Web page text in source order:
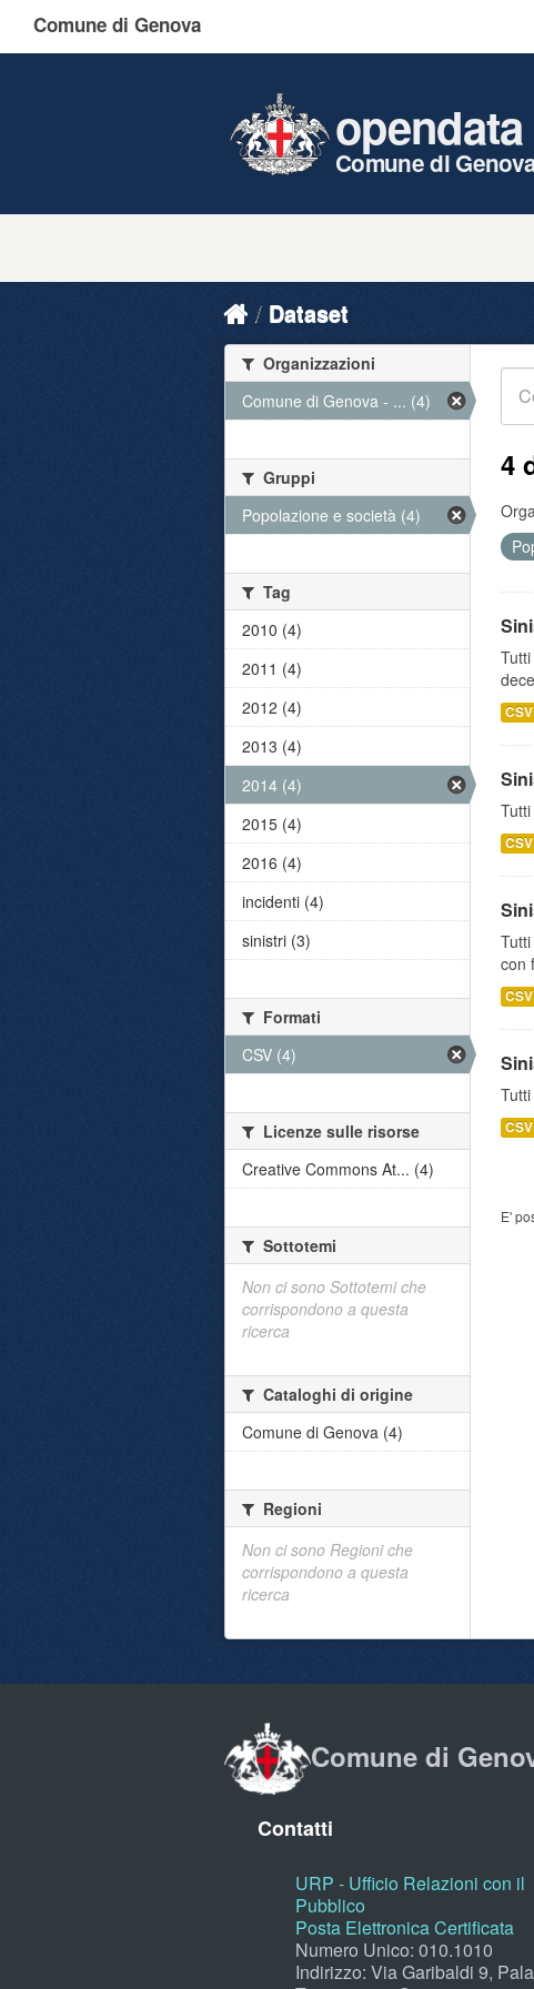
Comune di Genova
opendata
Comune di
Dataset
4
CSV
CSV
con
CSV
CSV
E'
Organizzazioni
Comune di Genova - ... (4)
Gruppi
Popolazione e società (4)
Tag
2010 (4)
2011 (4)
2012 (4)
2013 (4)
2014 (4)
2015 (4)
2016 (4)
incidenti (4)
sinistri (3)
Formati
CSV (4)
Licenze sulle risorse
Creative Commons At... (4)
Sottotemi
Non ci sono Sottotemi che
corrispondono a questa
ricerca
Cataloghi di origine
Comune di Genova (4)
Regioni
Non ci sono Regioni che
corrispondono a questa
ricerca
Comune di
Contatti
URP - Ufficio Relazioni con il
Pubblico
Posta Elettronica Certificata
Numero Unico: 010.1010
Indirizzo: Via Garibaldi 9,